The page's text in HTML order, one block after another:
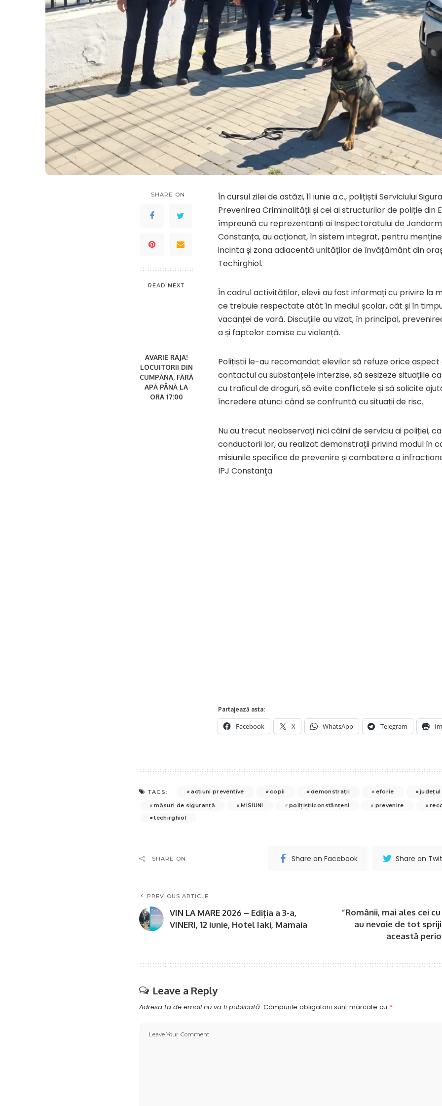
SHARE ON
READ NEXT
AVARIE RAJA!
LOCUITORII DIN
CUMPĂNA, FĂRĂ
APĂ PÂNĂ LA
ORA 17:00
În cursul zilei de astăzi, 11 iunie a.c., polițiștii Serviciului
Prevenirea Criminalității și cei ai structurilor de poliție din
împreună cu reprezentanți ai Inspectoratului de
Constanța, au acționat, în sistem integrat, pentru
incinta și zona adiacentă unităților de învățământ din
Techirghiol.
În cadrul activităților, elevii au fost informați cu privire la
ce trebuie respectate atât în mediul școlar, cât și în
vacanței de vară. Discuțiile au vizat, în principal,
a și faptelor comise cu violență.
Polițiștii le-au recomandat elevilor să refuze orice
contactul cu substanțele interzise, să sesizeze situațiile
cu traficul de droguri, să evite conflictele și să solicite
încredere atunci când se confruntă cu situații de risc.
Nu au trecut neobservați nici câinii de serviciu ai poliției,
conductorii lor, au realizat demonstrații privind modul în
misiunile specifice de prevenire și combatere a
IPJ Constanţa
Partajează asta:
Facebook X WhatsApp Telegram
TAGS: actiuni preventive copii demonstrații eforie
județul
măsuri de siguranță
MISIUNI polițiștiiconstănțeni prevenire
techirghiol
SHARE ON Share on Facebook Share on
PREVIOUS ARTICLE
VIN LA MARE 2026 – Ediția a 3-a,
VINERI, 12 iunie, Hotel Iaki, Mamaia
“Românii, mai ales cei
au nevoie de tot
această
Leave a Reply
Adresa ta de email nu va fi publicată. Câmpurile obligatorii sunt marcate cu *